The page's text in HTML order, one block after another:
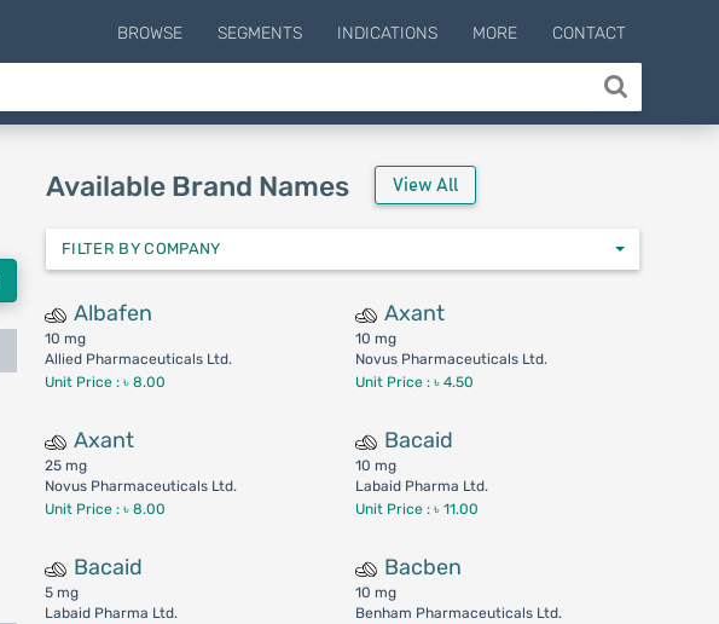
BROWSE SEGMENTS INDICATIONS MORE CONTACT
Available Brand Names View All
FILTER BY COMPANY
Albafen
10 mg
Allied Pharmaceuticals Ltd.
Unit Price : ৳ 8.00
Axant
10 mg
Novus Pharmaceuticals Ltd.
Unit Price : ৳ 4.50
Axant
25 mg
Novus Pharmaceuticals Ltd.
Unit Price : ৳ 8.00
Bacaid
10 mg
Labaid Pharma Ltd.
Unit Price : ৳ 11.00
Bacaid
5 mg
Labaid Pharma Ltd.
Bacben
10 mg
Benham Pharmaceuticals Ltd.